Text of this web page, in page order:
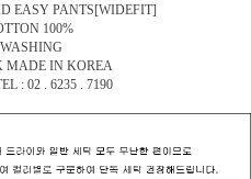
EASY PANTS[WIDEFIT]
100%
MADE IN KOREA
: 02 . 6235 . 7190